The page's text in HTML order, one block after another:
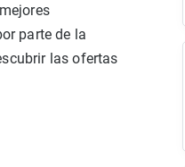
parte de la
las ofertas